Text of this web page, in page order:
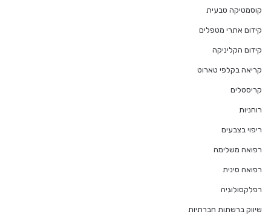
קוסמטיקה טבעית
קידום אתרי מטפלים
קידום הקליניקה
קריאה בקלפי טארוט
קריסטלים
רוחניות
ריפוי בצבעים
רפואה משלימה
רפואה סינית
רפלקסולוגיה
שיווק ברשתות חברתיות